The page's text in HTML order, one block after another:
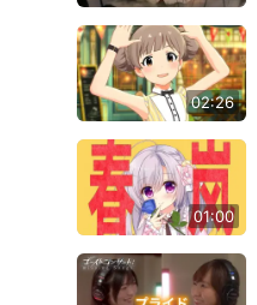
02:26
01:00